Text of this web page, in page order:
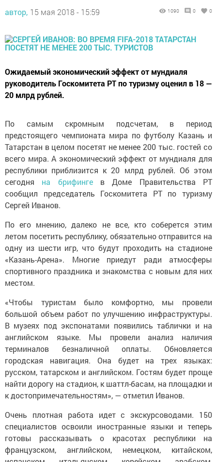
автор, 15 мая 2018 - 15:59 1090 0 0
Ожидаемый экономический эффект от мундиаля
руководитель Госкомитета РТ по туризму оценил в 18 —
20 млрд рублей.
По самым скромным подсчетам, в период
предстоящего чемпионата мира по футболу Казань и
Татарстан в целом посетят не менее 200 тыс. гостей со
всего мира. А экономический эффект от мундиаля для
республики приблизится к 20 млрд рублей. Об этом
сегодня на брифингев Доме Правительства РТ
сообщил председатель Госкомитета РТ по туризму
Сергей Иванов.
По его мнению, далеко не все, кто соберется этим
летом посетить республику, обязательно отправится на
одну из шести игр, что будут проходить на стадионе
«Казань-Арена». Многие приедут ради атмосферы
спортивного праздника и знакомства с новым для них
местом.
«Чтобы туристам было комфортно, мы провели
большой объем работ по улучшению инфраструктуры.
В музеях под экспонатами появились таблички и на
английском языке. Мы провели анализ наличия
терминалов безналичной оплаты. Обновляется
городская навигация. Она будет на трех языках:
русском, татарском и английском. Гостям будет проще
найти дорогу на стадион, к шаттл-басам, на площадки и
к достопримечательностям», — отметил Иванов.
Очень плотная работа идет с экскурсоводами. 150
специалистов освоили иностранные языки и теперь
готовы рассказывать о красотах республики на
французском, английском, немецком, китайском,